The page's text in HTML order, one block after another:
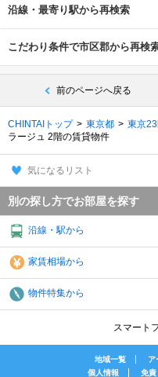
沿線・最寄り駅から再検索
こだわり条件で市区郡から再検
前のページへ戻る
CHINTAIトップ 東京都 東京23
ラージュ 2階の賃貸物件
気になるリスト
別の探し方でお部屋を探す
沿線・駅から
家賃相場から
物件特集から
スマート
地域一覧 ア
個人情報
免責